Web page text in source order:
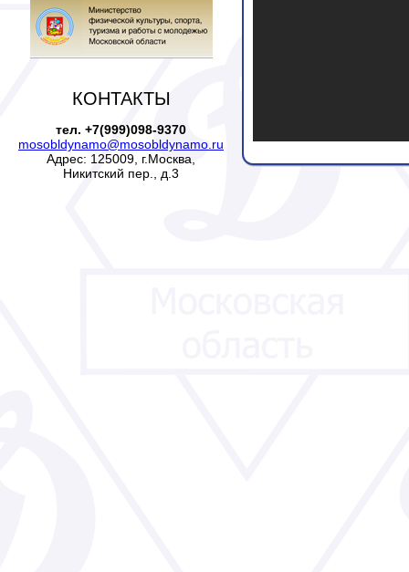
КОНТАКТЫ
тел. +7(999)098-9370
mosobldynamo@mosobldynamo.ru
Адрес: 125009, г.Москва,
Никитский пер., д.3